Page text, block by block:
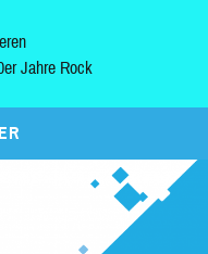
Jahre Rock